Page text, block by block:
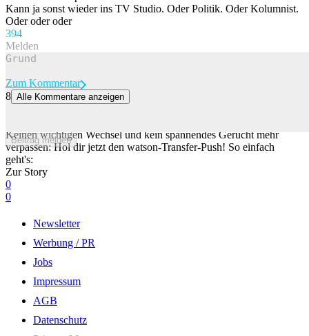
Kann ja sonst wieder ins TV Studio. Oder Politik. Oder Kolumnist.
Oder oder oder
394
Melden
Beitrag melden
Zum Kommentar
8 Alle Kommentare anzeigen
Keinen wichtigen Wechsel und kein spannendes Gerücht mehr
verpassen: Hol dir jetzt den watson-Transfer-Push! So einfach
geht's:
Zur Story
0
0
Newsletter
Werbung / PR
Jobs
Impressum
AGB
Datenschutz